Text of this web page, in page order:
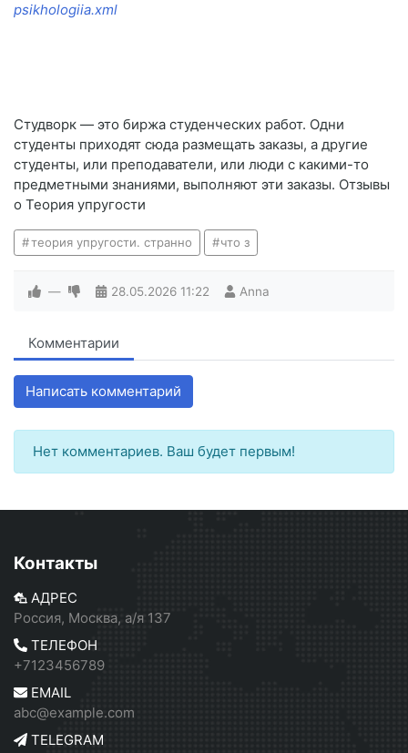
psikhologiia.xml
Студворк — это биржа студенческих работ. Одни
студенты приходят сюда размещать заказы, а другие
студенты, или преподаватели, или люди с какими-то
предметными знаниями, выполняют эти заказы. Отзывы
о Теория упругости
теория упругости. странно что з
— 28.05.2026 11:22 Anna
Комментарии
Написать комментарий
Нет комментариев. Ваш будет первым!
Контакты
АДРЕС
Россия, Москва, а/я 137
ТЕЛЕФОН
+7123456789
EMAIL
abc@example.com
TELEGRAM